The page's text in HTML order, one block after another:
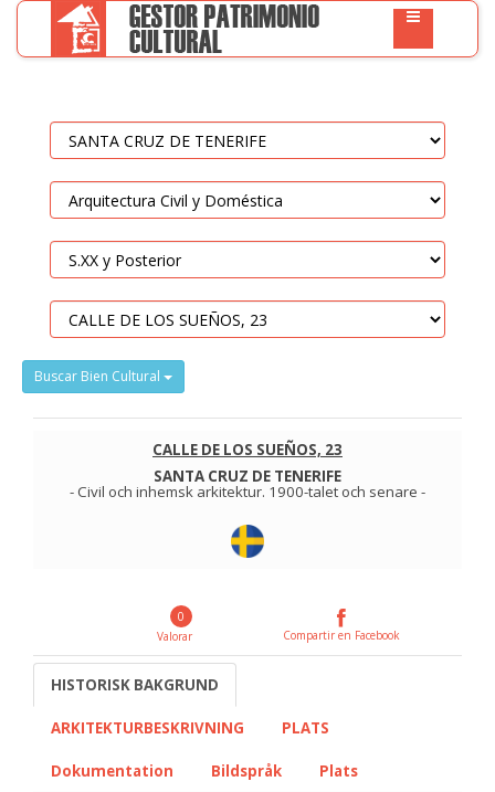
Buscar Bien Cultural
CALLE DE LOS SUEÑOS, 23
SANTA CRUZ DE TENERIFE
- Civil och inhemsk arkitektur. 1900-talet och senare -
0
Valorar
Compartir en Facebook
HISTORISK BAKGRUND
ARKITEKTURBESKRIVNING PLATS
Dokumentation Bildspråk
Plats